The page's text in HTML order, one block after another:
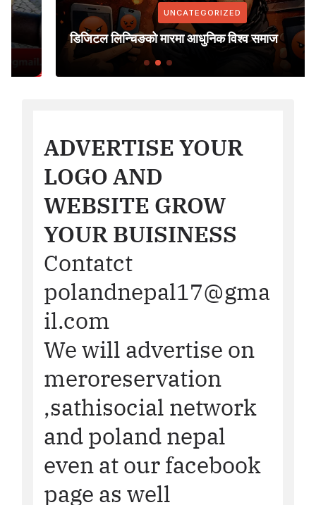
UNCATEGORIZED
डिजिटल लिन्चिङको मारमा आधुनिक विश्व समाज
ADVERTISE YOUR
LOGO AND
WEBSITE GROW
YOUR BUISINESS
Contatct
polandnepal17@gma
il.com
We will advertise on
meroreservation
,sathisocial network
and poland nepal
even at our facebook
page as well